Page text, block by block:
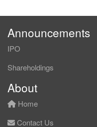
Announcements
IPO
Shareholdings
About
Home
Contact Us